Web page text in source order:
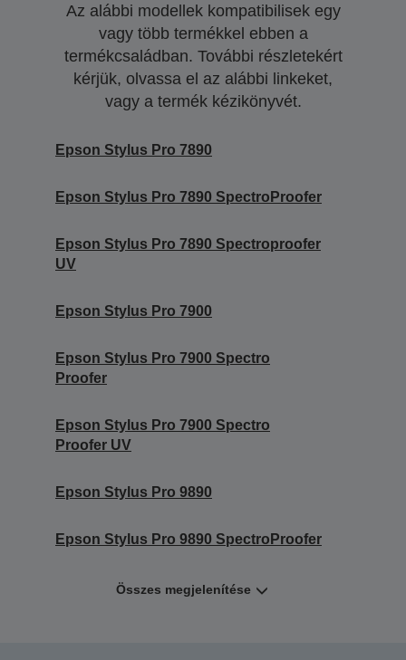
Az alábbi modellek kompatibilisek egy
vagy több termékkel ebben a
termékcsaládban. További részletekért
kérjük, olvassa el az alábbi linkeket,
vagy a termék kézikönyvét.
Epson Stylus Pro 7890
Epson Stylus Pro 7890 SpectroProofer
Epson Stylus Pro 7890 Spectroproofer
UV
Epson Stylus Pro 7900
Epson Stylus Pro 7900 Spectro
Proofer
Epson Stylus Pro 7900 Spectro
Proofer UV
Epson Stylus Pro 9890
Epson Stylus Pro 9890 SpectroProofer
Összes megjelenítése